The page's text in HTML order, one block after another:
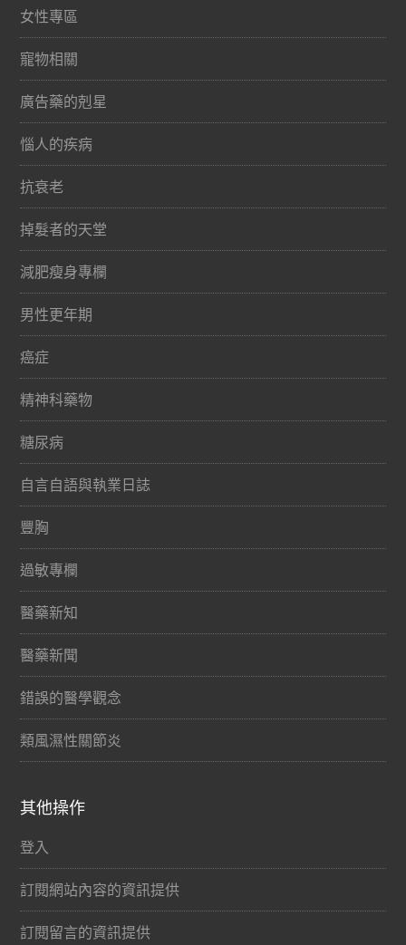
女性專區
寵物相關
廣告藥的剋星
惱人的疾病
抗衰老
掉髮者的天堂
減肥瘦身專欄
男性更年期
癌症
精神科藥物
糖尿病
自言自語與執業日誌
豐胸
過敏專欄
醫藥新知
醫藥新聞
錯誤的醫學觀念
類風濕性關節炎
其他操作
登入
訂閱網站內容的資訊提供
訂閱留言的資訊提供